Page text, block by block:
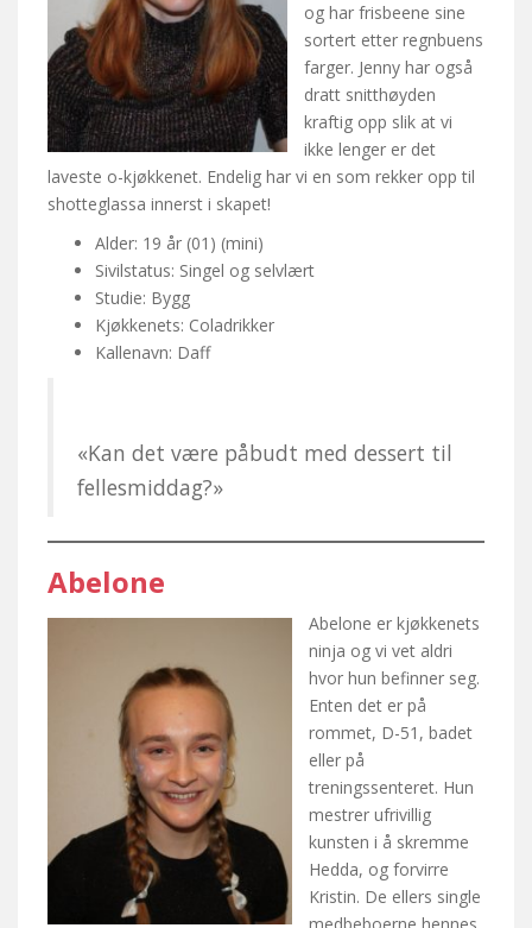
og har frisbeene sine
sortert etter regnbuens
farger. Jenny har også
dratt snitthøyden
kraftig opp slik at vi
ikke lenger er det
laveste o-kjøkkenet. Endelig har vi en som rekker opp til
shotteglassa innerst i skapet!
Alder: 19 år (01) (mini)
Sivilstatus: Singel og selvlært
Studie: Bygg
Kjøkkenets: Coladrikker
Kallenavn: Daff
«Kan det være påbudt med dessert til
fellesmiddag?»
Abelone
Abelone er kjøkkenets
ninja og vi vet aldri
hvor hun befinner seg.
Enten det er på
rommet, D-51, badet
eller på
treningssenteret. Hun
mestrer ufrivillig
kunsten i å skremme
Hedda, og forvirre
Kristin. De ellers single